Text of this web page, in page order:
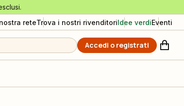
reteTrova i nostri rivenditoriIdee verdiEventi
Accedi o registrati